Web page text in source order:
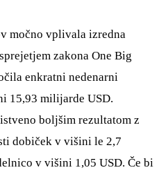
močno vplivala izredna
zakona One Big
enkratni nedenarni
15,93 milijarde USD.
boljšim rezultatom z
dobiček v višini le 2,7
v višini 1,05 USD. Če bi